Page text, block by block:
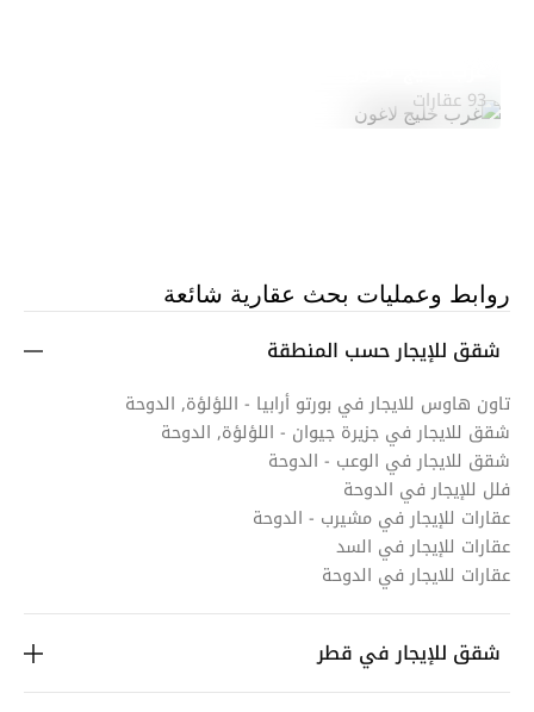
93 عقارات
روابط وعمليات بحث عقارية شائعة
شقق للإيجار حسب المنطقة
تاون هاوس للايجار في بورتو أرابيا - اللؤلؤة, الدوحة
شقق للايجار في جزيرة جيوان - اللؤلؤة, الدوحة
شقق للايجار في الوعب - الدوحة
فلل للإيجار في الدوحة
عقارات للإيجار في مشيرب - الدوحة
عقارات للإيجار في السد
عقارات للايجار في الدوحة
شقق للإيجار في قطر